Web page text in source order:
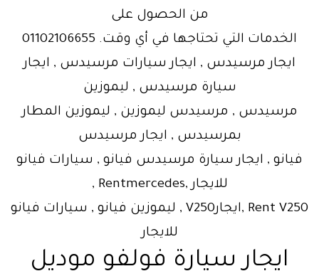
من الحصول على
الخدمات التي تحتاجها في أي وقت. 01102106655
ايجار مرسيدس , ايجار سيارات مرسيدس , ايجار
سيارة مرسيدس , ليموزين
مرسيدس , مرسيدس ليموزين , ليموزين المطار
بمرسيدس , ايجار مرسيدس
فيانو , ايجار سيارة مرسيدس فيانو , سيارات فيانو
للايجار ,Rentmercedes ,
Rent V250 ,ايجارV250 , ليموزين فيانو , سيارات فيانو
للايجار
ايجار سيارة فولفو موديل